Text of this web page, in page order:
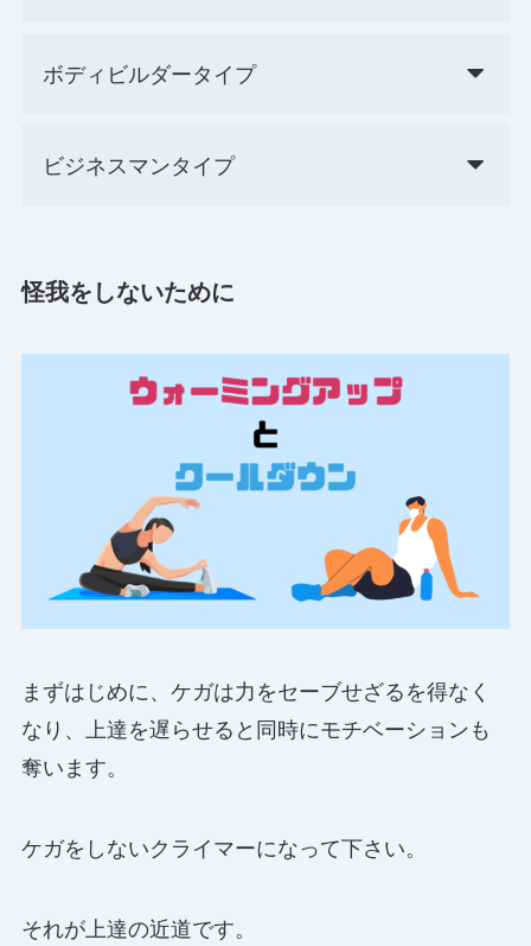
ボディビルダータイプ
ビジネスマンタイプ
怪我をしないために
まずはじめに、ケガは力をセーブせざるを得なく
なり、上達を遅らせると同時にモチベーションも
奪います。
ケガをしないクライマーになって下さい。
それが上達の近道です。